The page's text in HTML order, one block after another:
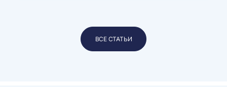
ВСЕ СТАТЬИ